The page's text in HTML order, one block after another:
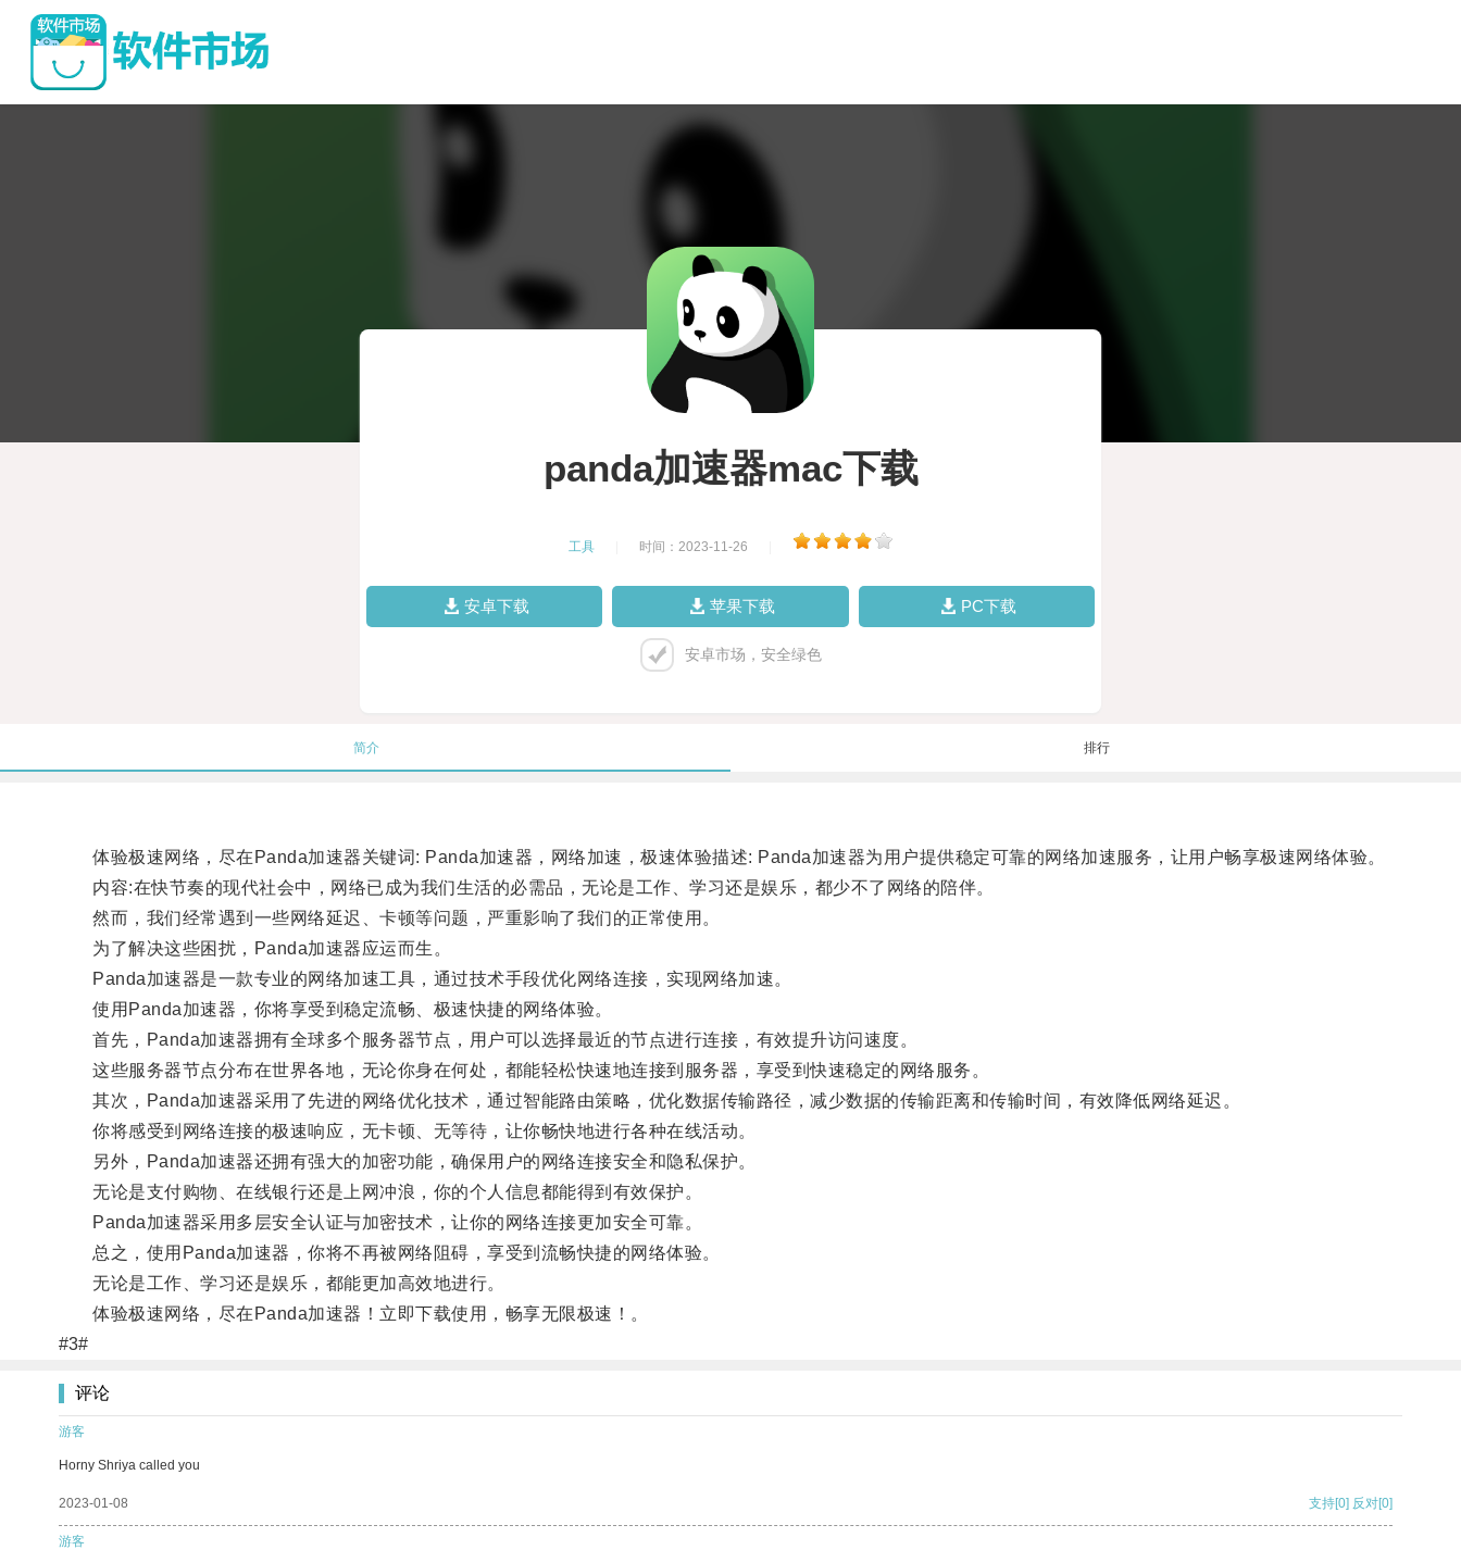
panda加速器mac下载
工具 时间：2023-11-26
安卓下载 苹果下载 PC下载
安卓市场，安全绿色
简介 排行
体验极速网络，尽在Panda加速器关键词: Panda加速器，网络加速，极速体验描述: Panda加速器为用户提供稳定可靠的网络加速服务，让用户畅享极速网络体验。
内容:在快节奏的现代社会中，网络已成为我们生活的必需品，无论是工作、学习还是娱乐，都少不了网络的陪伴。
然而，我们经常遇到一些网络延迟、卡顿等问题，严重影响了我们的正常使用。
为了解决这些困扰，Panda加速器应运而生。
Panda加速器是一款专业的网络加速工具，通过技术手段优化网络连接，实现网络加速。
使用Panda加速器，你将享受到稳定流畅、极速快捷的网络体验。
首先，Panda加速器拥有全球多个服务器节点，用户可以选择最近的节点进行连接，有效提升访问速度。
这些服务器节点分布在世界各地，无论你身在何处，都能轻松快速地连接到服务器，享受到快速稳定的网络服务。
其次，Panda加速器采用了先进的网络优化技术，通过智能路由策略，优化数据传输路径，减少数据的传输距离和传输时间，有效降低网络延迟。
你将感受到网络连接的极速响应，无卡顿、无等待，让你畅快地进行各种在线活动。
另外，Panda加速器还拥有强大的加密功能，确保用户的网络连接安全和隐私保护。
无论是支付购物、在线银行还是上网冲浪，你的个人信息都能得到有效保护。
Panda加速器采用多层安全认证与加密技术，让你的网络连接更加安全可靠。
总之，使用Panda加速器，你将不再被网络阻碍，享受到流畅快捷的网络体验。
无论是工作、学习还是娱乐，都能更加高效地进行。
体验极速网络，尽在Panda加速器！立即下载使用，畅享无限极速！。
#3#
评论
游客
Horny Shriya called you
2023-01-08 支持[0] 反对[0]
游客